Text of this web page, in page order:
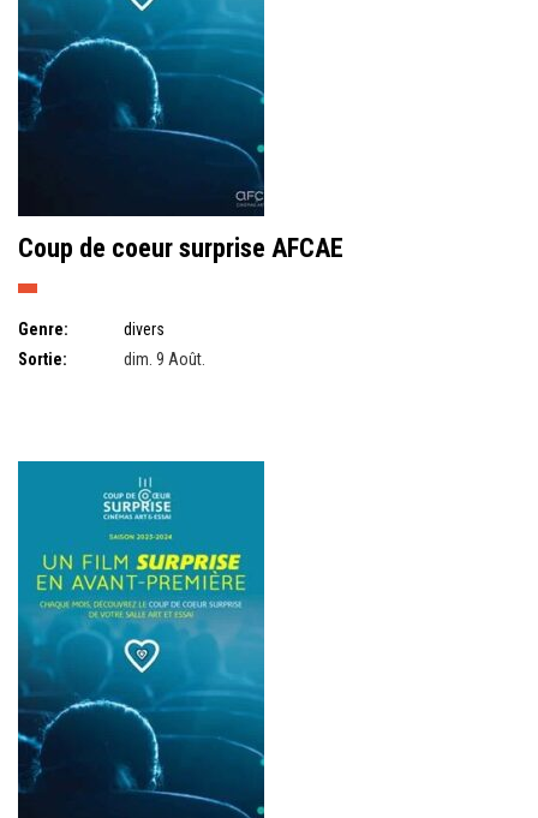
Coup de coeur surprise AFCAE
Genre:
divers
Sortie:
dim. 9 Août.